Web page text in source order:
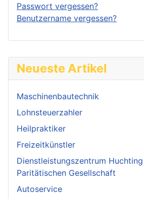
Neueste Artikel
Maschinenbautechnik
Lohnsteuerzahler
Heilpraktiker
Freizeitkünstler
Dienstleistungszentrum
Paritätischen Gesellschaft
Autoservice
Passwort vergessen?
Benutzername vergessen?